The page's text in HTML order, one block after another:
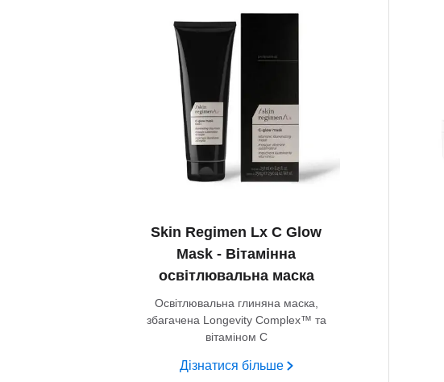
Skin Regimen Lx C Glow
Mask - Вітамінна
освітлювальна маска
Освітлювальна глиняна маска,
збагачена Longevity Complex™ та
вітаміном С
Дізнатися більше